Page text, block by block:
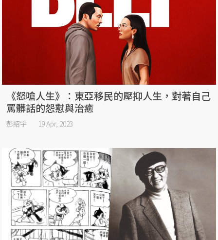
《怒嗆人生》：東亞移民的壓抑人生，對著自己
罵髒話的怨懟與治癒
彭紹宇 19 Apr, 2023